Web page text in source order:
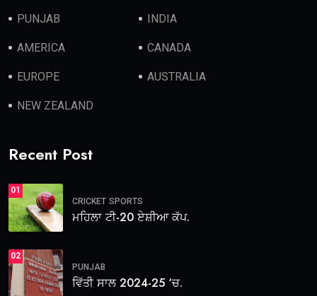
PUNJAB INDIA
AMERICA CANADA
EUROPE AUSTRALIA
NEW ZEALAND
Recent Post
01
CRICKET SPORTS
ਮਹਿਲਾ ਟੀ-20 ਏਸ਼ੀਆ ਕੱਪ.
02
PUNJAB
ਵਿੱਤੀ ਸਾਲ 2024-25 ‘ਚ.